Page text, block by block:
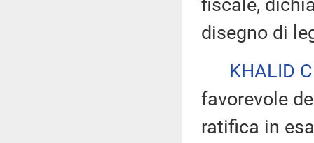
fiscale,
disegno di
KHALID
favorevole
ratifica in